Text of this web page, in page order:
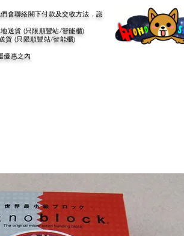
會聯絡閣下付款及交收方法，謝
送貨 (只限順豐站/智能櫃)
貨 (只限順豐站/智能櫃)
優惠之內